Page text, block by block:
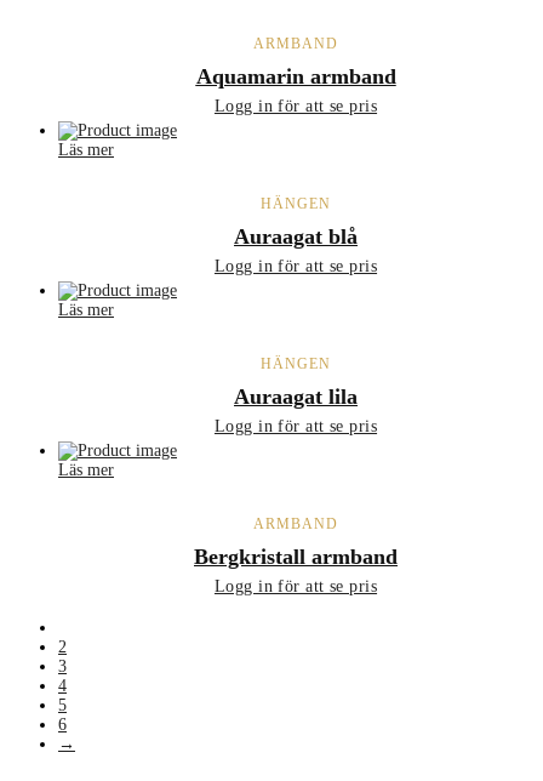
ARMBAND
Aquamarin armband
Logg in för att se pris
Läs mer
HÄNGEN
Auraagat blå
Logg in för att se pris
Läs mer
HÄNGEN
Auraagat lila
Logg in för att se pris
Läs mer
ARMBAND
Bergkristall armband
Logg in för att se pris
2
3
4
5
6
→